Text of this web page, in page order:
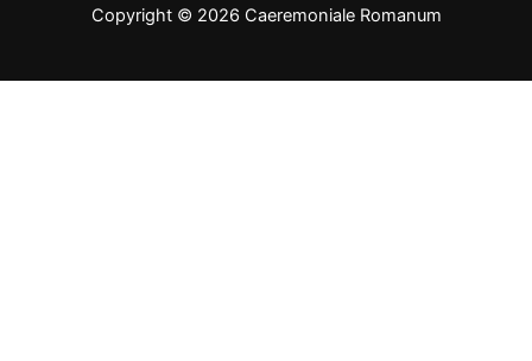
Copyright © 2026 Caeremoniale Romanum